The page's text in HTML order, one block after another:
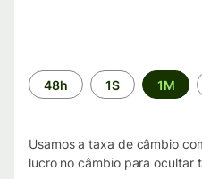
Período
de
48h 1S 1M
Usamos a taxa de câmbio
lucro no câmbio para ocultar